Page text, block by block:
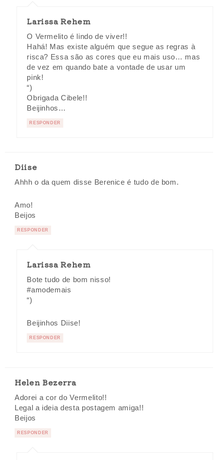
Larissa Rehem
O Vermelito é lindo de viver!!
Hahá! Mas existe alguém que segue as regras à
risca? Essa são as cores que eu mais uso… mas
de vez em quando bate a vontade de usar um
pink!
“)
Obrigada Cibele!!
Beijinhos…
RESPONDER
Diise
Ahhh o da quem disse Berenice é tudo de bom.
Amo!
Beijos
RESPONDER
Larissa Rehem
Bote tudo de bom nisso!
#amodemais
“)
Beijinhos Diise!
RESPONDER
Helen Bezerra
Adorei a cor do Vermelito!!
Legal a ideia desta postagem amiga!!
Beijos
RESPONDER